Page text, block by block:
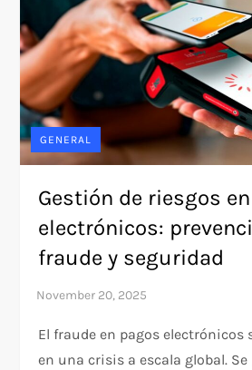
GENERAL
Gestión de riesgos
electrónicos:
fraude y seguridad
El fraude en pagos electrónicos
en una crisis a escala global. Se